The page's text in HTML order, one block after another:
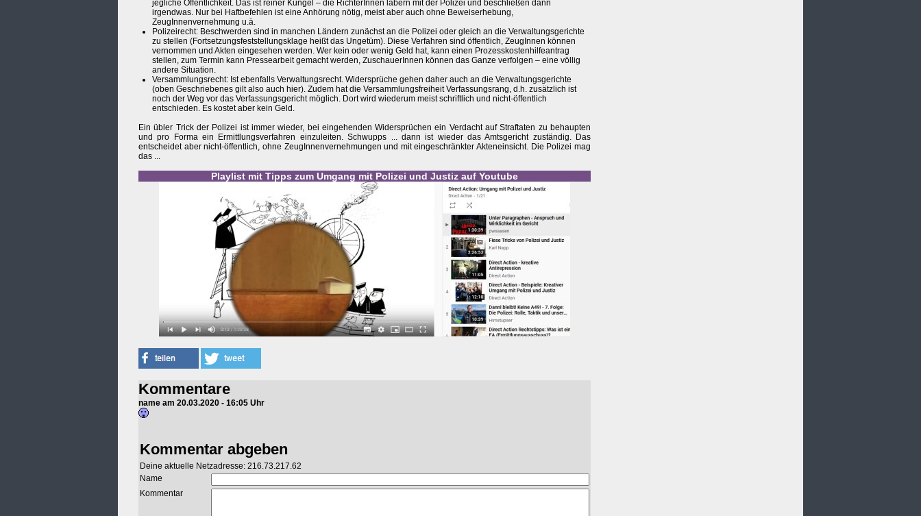
jegliche Öffentlichkeit. Das ist reiner Kungel – die RichterInnen labern mit der Polizei und beschließen dann
irgendwas. Nur bei Haftbefehlen ist eine Anhörung nötig, meist aber auch ohne Beweiserhebung,
ZeugInnenvernehmung u.ä.
Polizeirecht: Beschwerden sind in manchen Ländern zunächst an die Polizei oder gleich an die Verwaltungsgerichte
zu stellen (Fortsetzungsfeststellungsklage heißt das Ungetüm). Diese Verfahren sind öffentlich, ZeugInnen können
vernommen und Akten eingesehen werden. Wer kein oder wenig Geld hat, kann einen Prozesskostenhilfeantrag
stellen, zum Termin kann Pressearbeit gemacht werden, ZuschauerInnen können das Ganze verfolgen – eine völlig
andere Situation.
Versammlungsrecht: Ist ebenfalls Verwaltungsrecht. Widersprüche gehen daher auch an die Verwaltungsgerichte
(oben Geschriebenes gilt also auch hier). Zudem hat die Versammlungsfreiheit Verfassungsrang, d.h. zusätzlich ist
noch der Weg vor das Verfassungsgericht möglich. Dort wird wiederum meist schriftlich und nicht-öffentlich
entschieden. Es kostet aber kein Geld.
Ein übler Trick der Polizei ist immer wieder, bei eingehenden Widersprüchen ein Verdacht auf Straftaten zu behaupten
und pro Forma ein Ermittlungsverfahren einzuleiten. Schwupps ... dann ist wieder das Amtsgericht zuständig. Das
entscheidet aber nicht-öffentlich, ohne ZeugInnenvernehmungen und mit eingeschränkter Akteneinsicht. Die Polizei mag
das ...
Playlist mit Tipps zum Umgang mit Polizei und Justiz auf Youtube
Kommentare
name am 20.03.2020 - 16:05 Uhr
Kommentar abgeben
Deine aktuelle Netzadresse: 216.73.217.62
Name
Kommentar